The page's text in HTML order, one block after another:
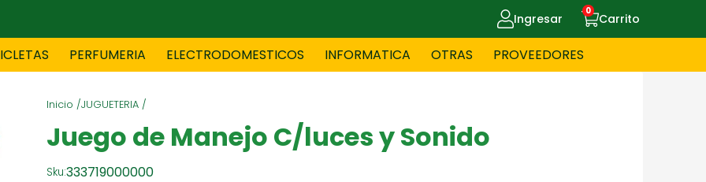
Ingresar Carrito
0
PERFUMERIA ELECTRODOMESTICOS INFORMATICA OTRAS
BLANCO BOUTIQUE MASCOTAS
PROVEEDORES
Inicio /JUGUETERIA /
Juego de Manejo C/luces y Sonido
Sku:333719000000